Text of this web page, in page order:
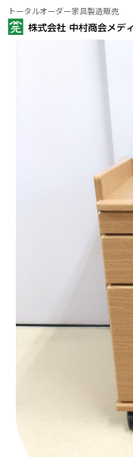
トータルオーダー家具製造販売